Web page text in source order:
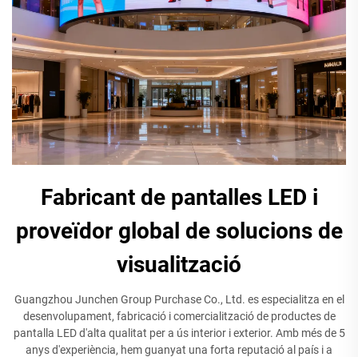
Fabricant de pantalles LED i
proveïdor global de solucions de
visualització
Guangzhou Junchen Group Purchase Co., Ltd. es especialitza en el
desenvolupament, fabricació i comercialització de productes de
pantalla LED d'alta qualitat per a ús interior i exterior. Amb més de 5
anys d'experiència, hem guanyat una forta reputació al país i a